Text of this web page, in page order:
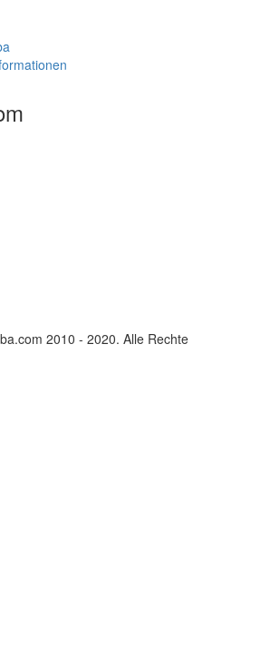
2010 - 2020. Alle Rechte